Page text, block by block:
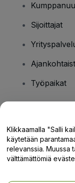
Sijoittajat
Työpaikat
Tukikeskus
Klikkaamalla "Salli
käytetään
relevanssia. Muussa
välttämättömiä